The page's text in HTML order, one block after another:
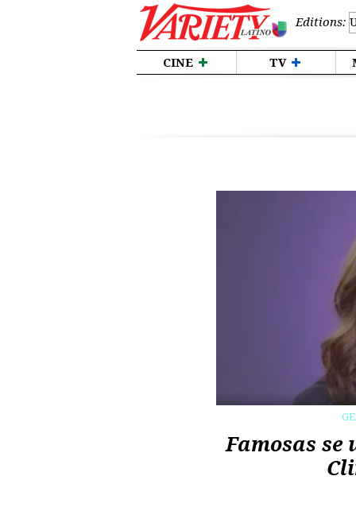
Editions:
CINE TV
Famosas